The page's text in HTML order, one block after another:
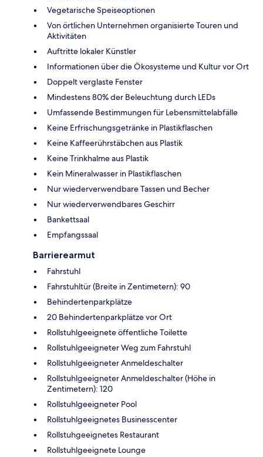
Vegetarische Speiseoptionen
Von örtlichen Unternehmen organisierte Touren und
Aktivitäten
Auftritte lokaler Künstler
Informationen über die Ökosysteme und Kultur vor Ort
Doppelt verglaste Fenster
Mindestens 80% der Beleuchtung durch LEDs
Umfassende Bestimmungen für Lebensmittelabfälle
Keine Erfrischungsgetränke in Plastikflaschen
Keine Kaffeerührstäbchen aus Plastik
Keine Trinkhalme aus Plastik
Kein Mineralwasser in Plastikflaschen
Nur wiederverwendbare Tassen und Becher
Nur wiederverwendbares Geschirr
Bankettsaal
Empfangssaal
Barrierearmut
Fahrstuhl
Fahrstuhltür (Breite in Zentimetern): 90
Behindertenparkplätze
20 Behindertenparkplätze vor Ort
Rollstuhlgeeignete öffentliche Toilette
Rollstuhlgeeigneter Weg zum Fahrstuhl
Rollstuhlgeeigneter Anmeldeschalter
Rollstuhlgeeigneter Anmeldeschalter (Höhe in
Zentimetern): 120
Rollstuhlgeeigneter Pool
Rollstuhlgeeignetes Businesscenter
Rollstuhgeeignetes Restaurant
Rollstuhlgeeignete Lounge